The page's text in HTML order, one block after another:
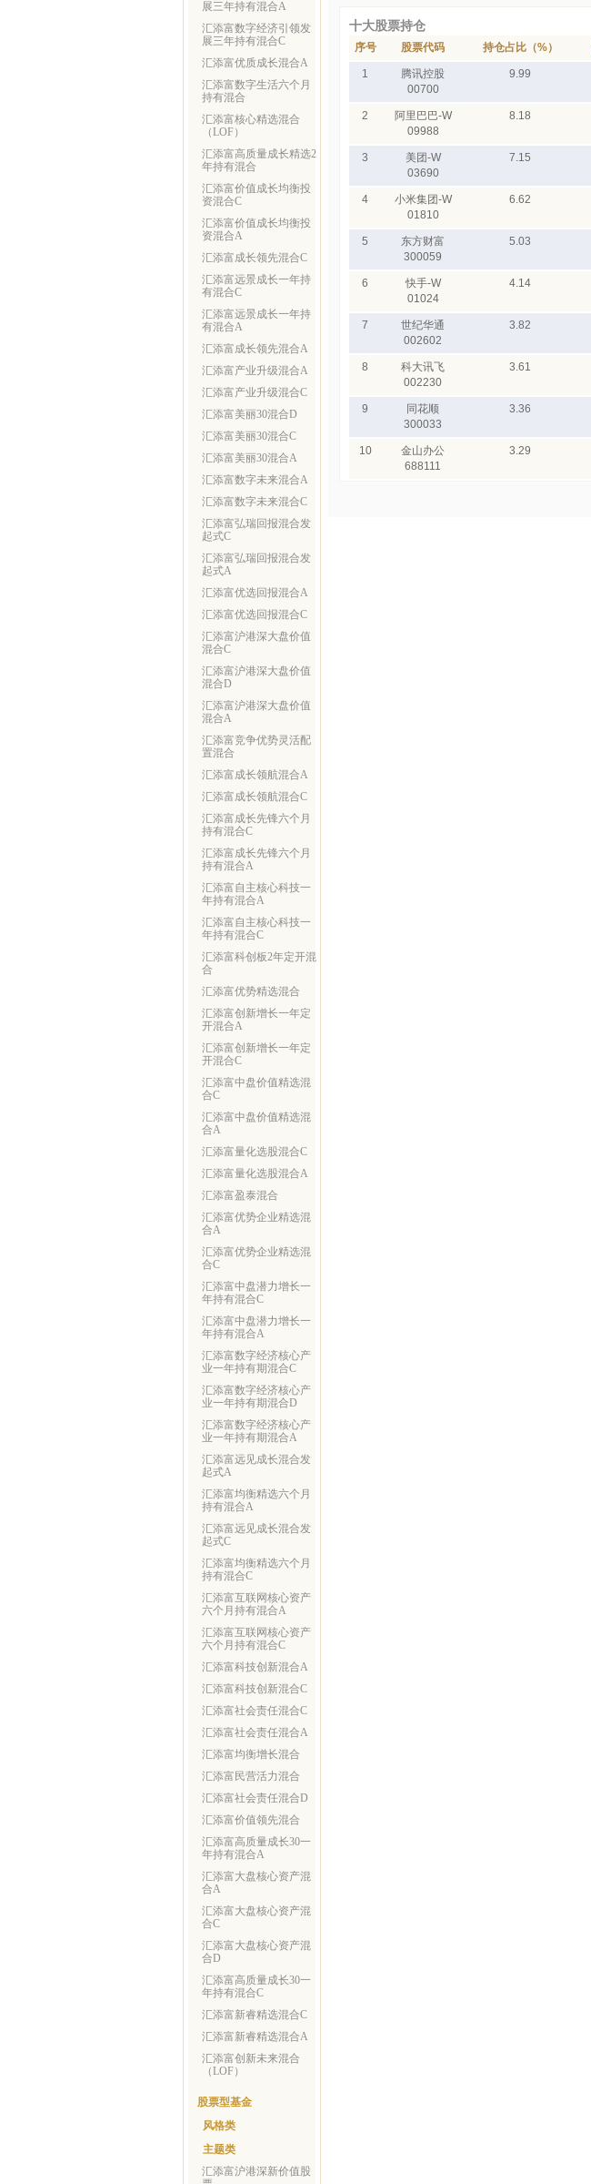
展三年持有混合A
汇添富数字经济引领发
展三年持有混合C
汇添富优质成长混合A
汇添富数字生活六个月
持有混合
汇添富核心精选混合
（LOF）
汇添富高质量成长精选2
年持有混合
汇添富价值成长均衡投
资混合C
汇添富价值成长均衡投
资混合A
汇添富成长领先混合C
汇添富远景成长一年持
有混合C
汇添富远景成长一年持
有混合A
汇添富成长领先混合A
汇添富产业升级混合A
汇添富产业升级混合C
汇添富美丽30混合D
汇添富美丽30混合C
汇添富美丽30混合A
汇添富数字未来混合A
汇添富数字未来混合C
汇添富弘瑞回报混合发
起式C
汇添富弘瑞回报混合发
起式A
汇添富优选回报混合A
汇添富优选回报混合C
汇添富沪港深大盘价值
混合C
汇添富沪港深大盘价值
混合D
汇添富沪港深大盘价值
混合A
汇添富竞争优势灵活配
置混合
汇添富成长领航混合A
汇添富成长领航混合C
汇添富成长先锋六个月
持有混合C
汇添富成长先锋六个月
持有混合A
汇添富自主核心科技一
年持有混合A
汇添富自主核心科技一
年持有混合C
汇添富科创板2年定开混
合
汇添富优势精选混合
汇添富创新增长一年定
开混合A
汇添富创新增长一年定
开混合C
汇添富中盘价值精选混
合C
汇添富中盘价值精选混
合A
汇添富量化选股混合C
汇添富量化选股混合A
汇添富盈泰混合
汇添富优势企业精选混
合A
汇添富优势企业精选混
合C
汇添富中盘潜力增长一
年持有混合C
汇添富中盘潜力增长一
年持有混合A
汇添富数字经济核心产
业一年持有期混合C
汇添富数字经济核心产
业一年持有期混合D
汇添富数字经济核心产
业一年持有期混合A
汇添富远见成长混合发
起式A
汇添富均衡精选六个月
持有混合A
汇添富远见成长混合发
起式C
汇添富均衡精选六个月
持有混合C
汇添富互联网核心资产
六个月持有混合A
汇添富互联网核心资产
六个月持有混合C
汇添富科技创新混合A
汇添富科技创新混合C
汇添富社会责任混合C
汇添富社会责任混合A
汇添富均衡增长混合
汇添富民营活力混合
汇添富社会责任混合D
汇添富价值领先混合
汇添富高质量成长30一
年持有混合A
汇添富大盘核心资产混
合A
汇添富大盘核心资产混
合C
汇添富大盘核心资产混
合D
汇添富高质量成长30一
年持有混合C
汇添富新睿精选混合C
汇添富新睿精选混合A
汇添富创新未来混合
（LOF）
股票型基金
风格类
主题类
汇添富沪港深新价值股
十大股票持仓
序号 股票代码 持仓占比（%）
1
腾讯控股
00700
9.99
2
阿里巴巴-W
09988
8.18
3
美团-W
03690
7.15
4
小米集团-W
01810
6.62
5
东方财富
300059
5.03
6
快手-W
01024
4.14
7
世纪华通
002602
3.82
8
科大讯飞
002230
3.61
9
同花顺
300033
3.36
10
金山办公
688111
3.29